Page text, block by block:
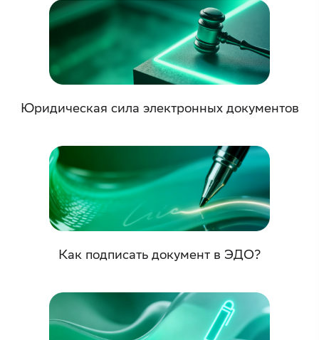
Юридическая сила электронных документов
Как подписать документ в ЭДО?